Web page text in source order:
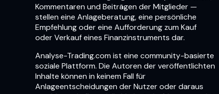
Kommentaren und Beiträgen der Mitglieder —
stellen eine Anlageberatung, eine persönliche
Empfehlung oder eine Aufforderung zum Kauf
oder Verkauf eines Finanzinstruments dar.
Analyse-Trading.com ist eine community-basierte
soziale Plattform. Die Autoren der veröffentlichten
Inhalte können in keinem Fall für
Anlageentscheidungen der Nutzer oder daraus